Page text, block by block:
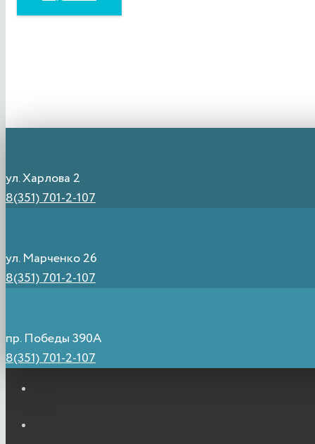
ул. Харлова 2
8(351) 701-2-107
ул. Марченко 26
8(351) 701-2-107
пр. Победы 390А
8(351) 701-2-107